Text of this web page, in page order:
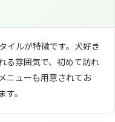
イルが特徴です。犬好き
る雰囲気で、初めて訪れ
ニューも用意されてお
。